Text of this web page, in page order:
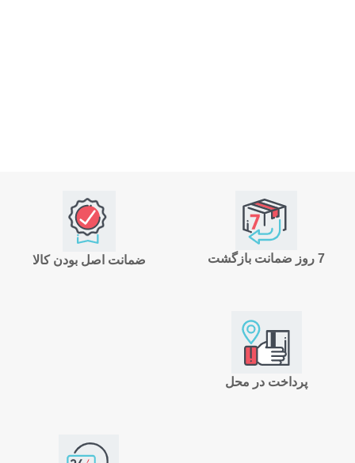
ضمانت اصل بودن کالا 7 روز ضمانت بازگشت
پرداخت در محل